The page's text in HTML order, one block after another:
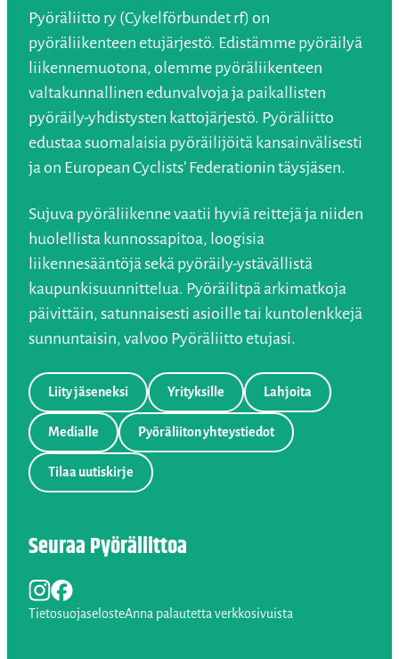
Pyöräliitto ry (Cykelförbundet rf) on
pyöräliikenteen etujärjestö. Edistämme pyöräilyä
liikennemuotona, olemme pyöräliikenteen
valtakunnallinen edunvalvoja ja paikallisten
pyöräily-yhdistysten kattojärjestö. Pyöräliitto
edustaa suomalaisia pyöräilijöitä kansainvälisesti
ja on European Cyclists’ Federationin täysjäsen.
Sujuva pyöräliikenne vaatii hyviä reittejä ja niiden
huolellista kunnossapitoa, loogisia
liikennesääntöjä sekä pyöräily-ystävällistä
kaupunkisuunnittelua. Pyöräilitpä arkimatkoja
päivittäin, satunnaisesti asioille tai kuntolenkkejä
sunnuntaisin, valvoo Pyöräliitto etujasi.
Liity jäseneksi Yrityksille Lahjoita
Medialle Pyöräliiton yhteystiedot
Tilaa uutiskirje
Seuraa Pyöräliittoa
Instagram
Facebook
LinkedIn
TietosuojaselosteAnna palautetta verkkosivuista